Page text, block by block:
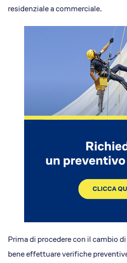
residenziale a commerciale.
Prima di procedere con il cambio
bene effettuare verifiche